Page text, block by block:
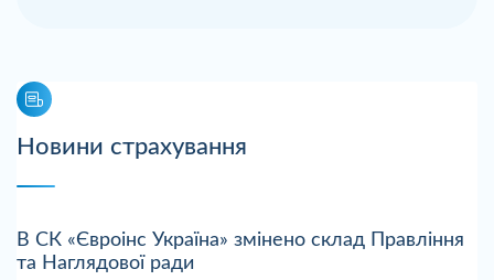
Новини страхування
В СК «Євроінс Україна» змінено склад Правління
та Наглядової ради